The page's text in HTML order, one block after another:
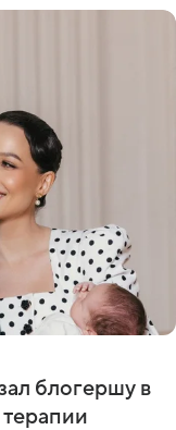
блогершу в